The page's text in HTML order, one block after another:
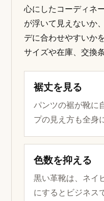
心にしたコーディネ
が浮いて見えないか
デに合わせやすいか
サイズや在庫、交換
裾丈を見る
パンツの裾が靴に
プの見え方も全身
色数を抑える
黒い革靴は、ネイ
にするとビジネス